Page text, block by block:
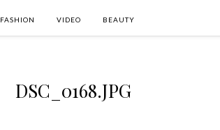
FASHION VIDEO BEAUTY
DSC_0168.JPG